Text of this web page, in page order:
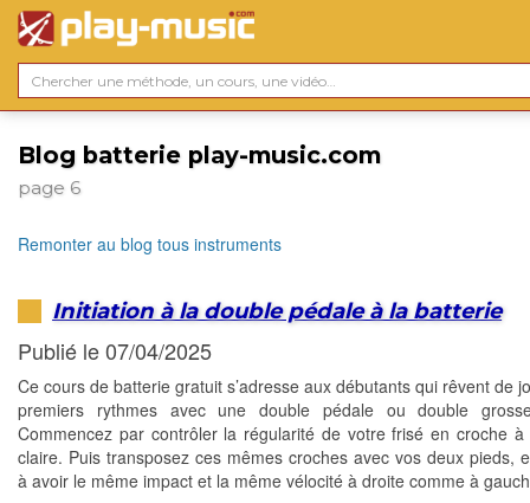
Blog batterie play-music.com
page 6
Remonter au blog tous instruments
Initiation à la double pédale à la batterie
Publié le 07/04/2025
Ce cours de batterie gratuit s’adresse aux débutants qui rêvent de
premiers rythmes avec une double pédale ou double
Commencez par contrôler la régularité de votre frisé en croche à
claire. Puis transposez ces mêmes croches avec vos deux pieds,
à avoir le même impact et la même vélocité à droite comme à